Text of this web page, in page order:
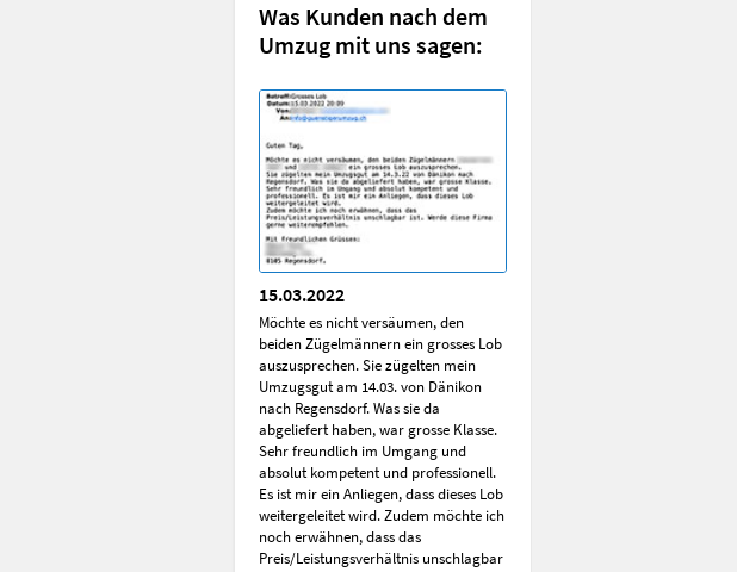
Was Kunden nach dem
Umzug mit uns sagen:
15.03.2022
Möchte es nicht versäumen, den
beiden Zügelmännern ein grosses Lob
auszusprechen. Sie zügelten mein
Umzugsgut am 14.03. von Dänikon
nach Regensdorf. Was sie da
abgeliefert haben, war grosse Klasse.
Sehr freundlich im Umgang und
absolut kompetent und professionell.
Es ist mir ein Anliegen, dass dieses Lob
weitergeleitet wird. Zudem möchte ich
noch erwähnen, dass das
Preis/Leistungsverhältnis unschlagbar